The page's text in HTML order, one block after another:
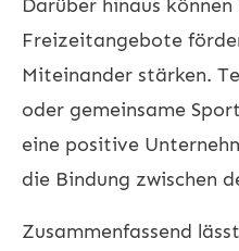
Darüber hinaus
Freizeitangebote
Miteinander stärken.
oder gemeinsame
eine positive
die Bindung zwischen
Zusammenfassend